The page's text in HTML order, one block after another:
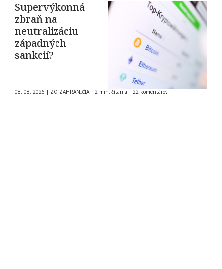
Supervýkonná
zbraň na
neutralizáciu
západných
sankcií?
08. 08. 2026 | ZO ZAHRANIČIA | 2 min. čítania | 22 komentárov